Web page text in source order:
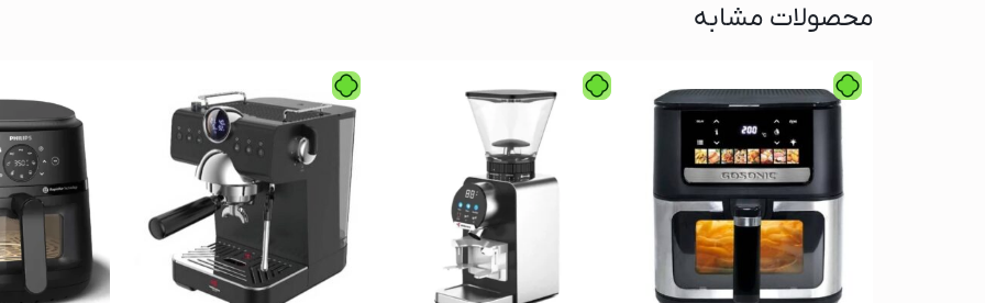
مایکروویو سامسونگ
مایکروویو ال جی
مایکروویو اسنوا
ماشین لباسشویی
ماشین لباسشویی سامسونگ
ماشین لباسشویی بوش
ماشین لباسشویی ال جی
محصولات مشابه